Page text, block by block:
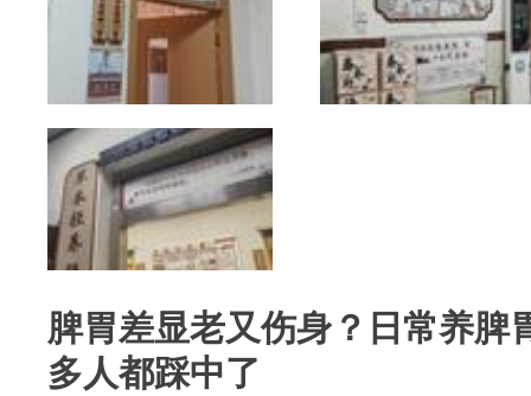
脾胃差显老又伤身？日常养脾
多人都踩中了